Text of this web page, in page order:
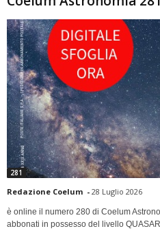
281
Redazione Coelum - 28 Luglio 2026
è online il numero 280 di Coelum
abbonati in possesso del livello